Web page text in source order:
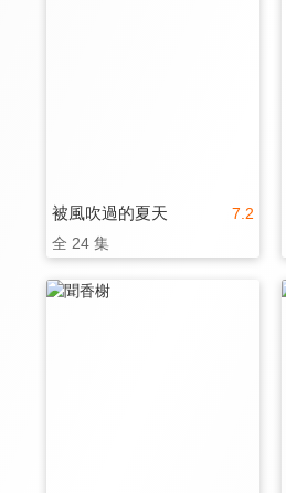
7.2
被風吹過的夏天
全 24 集